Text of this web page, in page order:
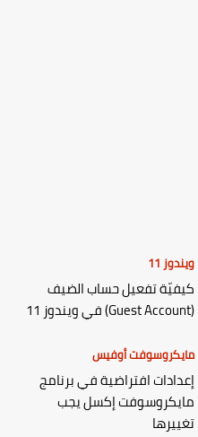
ويندوز 11
كيفيّة تفعيل حساب الضيف
(Guest Account) في ويندوز 11
مايكروسوفت أوفيس
إعدادات افتراضية في برنامج
مايكروسوفت إكسل يجب
تغييرها